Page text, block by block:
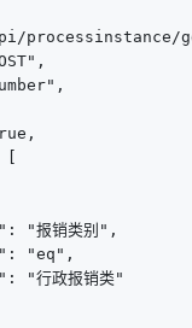
processinstance/
"报销类别",
"eq",
"行政报销类"